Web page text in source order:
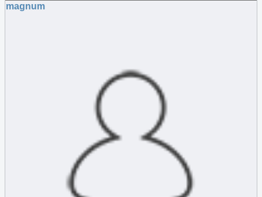
magnum